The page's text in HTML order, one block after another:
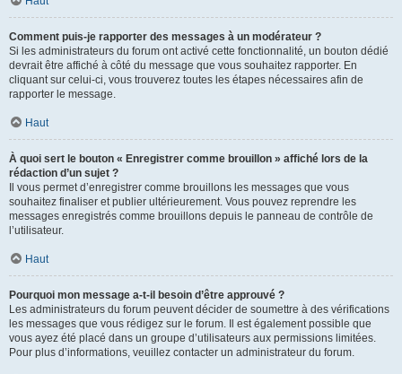
Comment puis-je rapporter des messages à un modérateur ?
Si les administrateurs du forum ont activé cette fonctionnalité, un bouton dédié
devrait être affiché à côté du message que vous souhaitez rapporter. En
cliquant sur celui-ci, vous trouverez toutes les étapes nécessaires afin de
rapporter le message.
Haut
À quoi sert le bouton « Enregistrer comme brouillon » affiché lors de la
rédaction d’un sujet ?
Il vous permet d’enregistrer comme brouillons les messages que vous
souhaitez finaliser et publier ultérieurement. Vous pouvez reprendre les
messages enregistrés comme brouillons depuis le panneau de contrôle de
l’utilisateur.
Haut
Pourquoi mon message a-t-il besoin d’être approuvé ?
Les administrateurs du forum peuvent décider de soumettre à des vérifications
les messages que vous rédigez sur le forum. Il est également possible que
vous ayez été placé dans un groupe d’utilisateurs aux permissions limitées.
Pour plus d’informations, veuillez contacter un administrateur du forum.